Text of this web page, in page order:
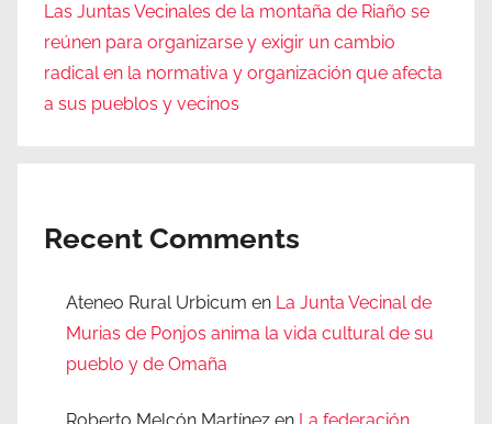
Las Juntas Vecinales de la montaña de Riaño se
reúnen para organizarse y exigir un cambio
radical en la normativa y organización que afecta
a sus pueblos y vecinos
Recent Comments
Ateneo Rural Urbicum en La Junta Vecinal de
Murias de Ponjos anima la vida cultural de su
pueblo y de Omaña
Roberto Melcón Martínez en La federación